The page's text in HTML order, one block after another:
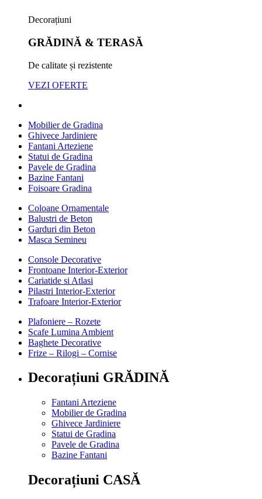
Decorațiuni
GRĂDINĂ & TERASĂ
De calitate și rezistente
VEZI OFERTE
Mobilier de Gradina
Ghivece Jardiniere
Fantani Arteziene
Statui de Gradina
Pavele de Gradina
Bazine Fantani
Foisoare Gradina
Coloane Ornamentale
Balustri de Beton
Garduri din Beton
Masca Semineu
Console Decorative
Frontoane Interior-Exterior
Cariatide si Atlasi
Pilastri Interior-Exterior
Trafoare Interior-Exterior
Plafoniere – Rozete
Scafe Lumina Ambient
Baghete Decorative
Frize – Rilogi – Cornise
Decorațiuni GRĂDINĂ
Fantani Arteziene
Mobilier de Gradina
Ghivece Jardiniere
Statui de Gradina
Pavele de Gradina
Bazine Fantani
Decorațiuni CASĂ